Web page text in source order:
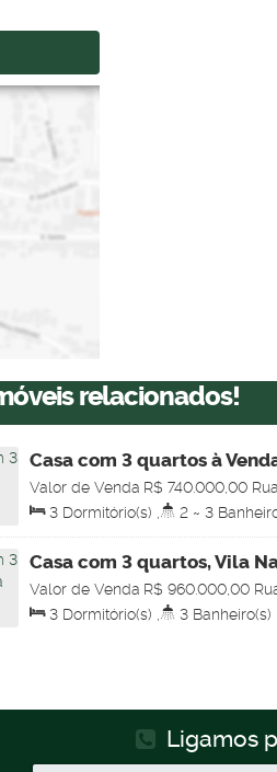
relacionados!
Casa com 3 quartos à
Estados - Campo Grande
R$ 740.000,00
Valor de Venda
Parque dos Novos Estados,
3 Dormitório(s) 2 ~ 3
131
Terreno: .00m²
Casa com 3 quartos, Vila
R$ 960.000,00
Valor de Venda
79117-575, Vila Nasser, Campo
3 Dormitório(s) 3 Banheiro(s)
Ligamos